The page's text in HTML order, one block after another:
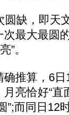
，即天文
最大最圆
”。
算，6日
亮恰好“
”;而同日12